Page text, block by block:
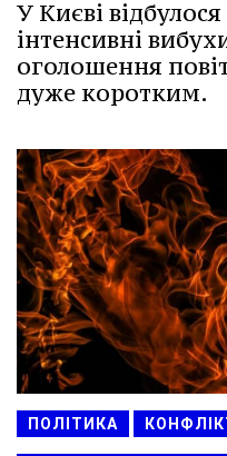
У Києві
інтенсивні
оголошення
дуже коротким.
ПОЛІТИКА